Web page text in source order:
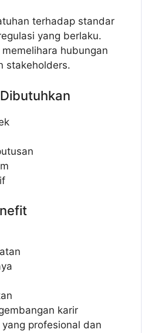
terhadap standar
yang berlaku.
hubungan
stakeholders.
karir
profesional dan